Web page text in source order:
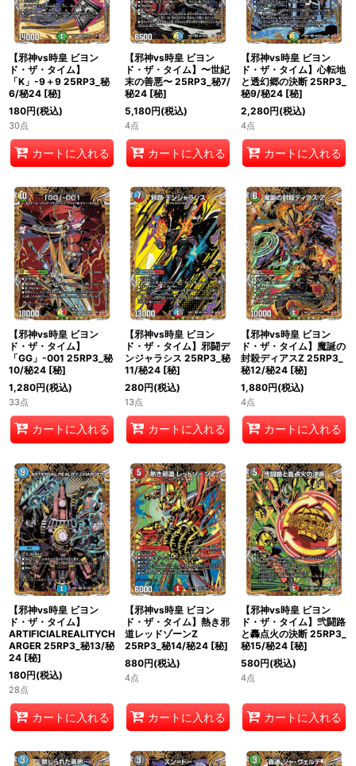
【邪神vs時皇 ビヨン
ド・ザ・タイム】
「K」-9＋9 25RP3_秘
6/秘24 [秘]
180円(税込)
30点
カートに入れる
【邪神vs時皇 ビヨン
ド・ザ・タイム】〜世紀
末の善悪〜 25RP3_秘7/
秘24 [秘]
5,180円(税込)
4点
カートに入れる
【邪神vs時皇 ビヨン
ド・ザ・タイム】心転地
と透幻郷の決断 25RP3_
秘9/秘24 [秘]
2,280円(税込)
4点
カートに入れる
【邪神vs時皇 ビヨン
ド・ザ・タイム】
「GG」-001 25RP3_秘
10/秘24 [秘]
1,280円(税込)
33点
カートに入れる
【邪神vs時皇 ビヨン
ド・ザ・タイム】邪闘デ
ンジャラシス 25RP3_秘
11/秘24 [秘]
280円(税込)
13点
カートに入れる
【邪神vs時皇 ビヨン
ド・ザ・タイム】魔誕の
封殺ディアスZ 25RP3_
秘12/秘24 [秘]
1,880円(税込)
4点
カートに入れる
【邪神vs時皇 ビヨン
ド・ザ・タイム】
ARTIFICIALREALITYCH
ARGER 25RP3_秘13/秘
24 [秘]
180円(税込)
28点
カートに入れる
【邪神vs時皇 ビヨン
ド・ザ・タイム】熱き邪
道レッドゾーンZ
25RP3_秘14/秘24 [秘]
880円(税込)
4点
カートに入れる
【邪神vs時皇 ビヨン
ド・ザ・タイム】弐闘路
と轟点火の決断 25RP3_
秘15/秘24 [秘]
580円(税込)
4点
カートに入れる